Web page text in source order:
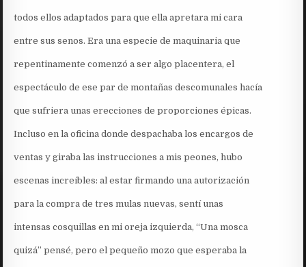
todos ellos adaptados para que ella apretara mi cara
entre sus senos. Era una especie de maquinaria que
repentinamente comenzó a ser algo placentera, el
espectáculo de ese par de montañas descomunales hacía
que sufriera unas erecciones de proporciones épicas.
Incluso en la oficina donde despachaba los encargos de
ventas y giraba las instrucciones a mis peones, hubo
escenas increíbles: al estar firmando una autorización
para la compra de tres mulas nuevas, sentí unas
intensas cosquillas en mi oreja izquierda, “Una mosca
quizá” pensé, pero el pequeño mozo que esperaba la